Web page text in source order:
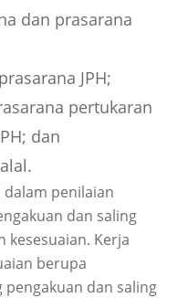
dan prasarana
JPH;
pertukaran
dan
dalam penilaian
dan saling
kesesuaian. Kerja
berupa
pengakuan dan saling